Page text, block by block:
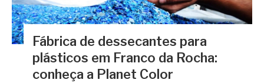
Fábrica de dessecantes para
plásticos em Franco da Rocha:
conheça a Planet Color